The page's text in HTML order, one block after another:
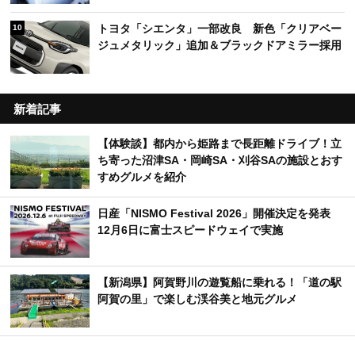
10
トヨタ「シエンタ」一部改良 新色「クリアベー
ジュメタリック」追加＆ブラックドアミラー採用
新着記事
【体験談】都内から姫路まで長距離ドライブ！立
ち寄った沼津SA・岡崎SA・刈谷SAの施設とおす
すめグルメを紹介
日産「NISMO Festival 2026」開催決定を発表
12月6日に富士スピードウェイで実施
【新潟県】阿賀野川の遊覧船に乗れる！「道の駅
阿賀の里」で楽しむ渓谷美と地元グルメ